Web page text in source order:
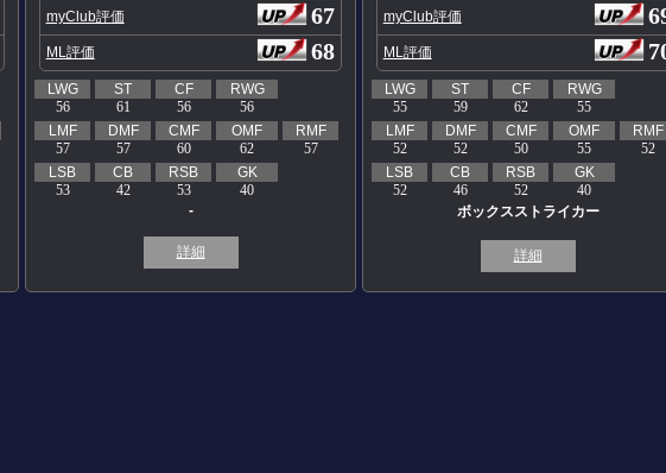
myClub評価 67
ML評価 68
LWG
56
ST
61
CF
56
RWG
56
LMF
57
DMF
57
CMF
60
OMF
62
RMF
57
LSB
53
CB
42
RSB
53
GK
40
-
詳細
myClub評価
ML評価
LWG
55
ST
59
CF
62
RWG
55
LMF
52
DMF
52
CMF
50
OMF
55
RMF
52
LSB
52
CB
46
RSB
52
GK
40
ボックスストライカー
詳細